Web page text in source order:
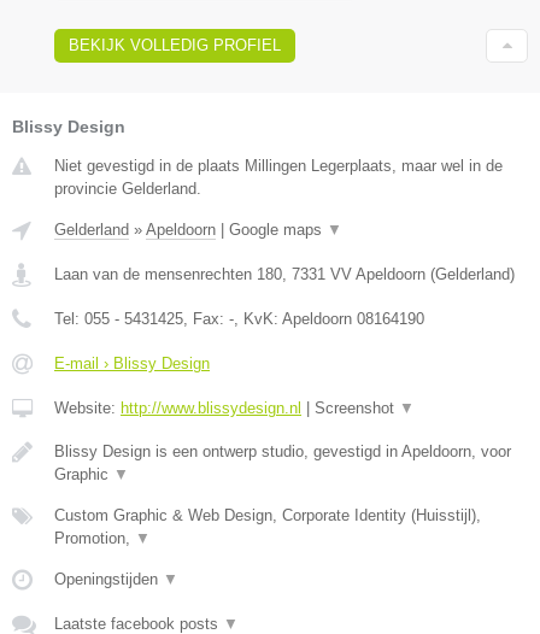
BEKIJK VOLLEDIG PROFIEL
Blissy Design
Niet gevestigd in de plaats Millingen Legerplaats, maar wel in de
provincie Gelderland.
Gelderland » Apeldoorn Google maps ▼
Laan van de mensenrechten 180 7331 VV Apeldoorn (Gelderland)
Tel: 055 - 5431425 , Fax: - , KvK: Apeldoorn 08164190
E-mail › Blissy Design
Website: http://www.blissydesign.nl Screenshot ▼
Blissy Design is een ontwerp studio, gevestigd in Apeldoorn, voor
Graphic ▼
Custom Graphic & Web Design, Corporate Identity (Huisstijl),
Promotion,
▼
Openingstijden ▼
Laatste facebook posts ▼